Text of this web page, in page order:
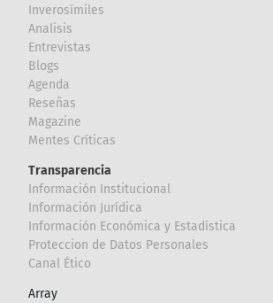
Inverosímiles
Analisis
Entrevistas
Blogs
Agenda
Reseñas
Magazine
Mentes Críticas
Transparencia
Información Institucional
Información Jurídica
Información Económica y Estadística
Proteccion de Datos Personales
Canal Ético
Array